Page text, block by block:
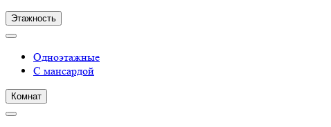
Этажность
Одноэтажные
С мансардой
Комнат